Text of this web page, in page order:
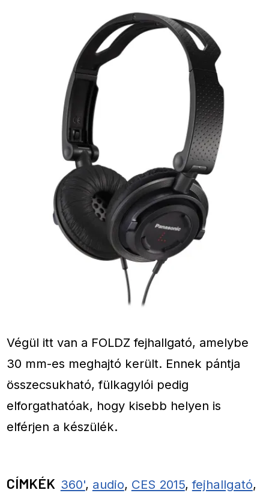
Végül itt van a FOLDZ fejhallgató, amelybe
30 mm-es meghajtó került. Ennek pántja
összecsukható, fülkagylói pedig
elforgathatóak, hogy kisebb helyen is
elférjen a készülék.
CÍMKÉK 360', audio, CES 2015,fejhallgató,